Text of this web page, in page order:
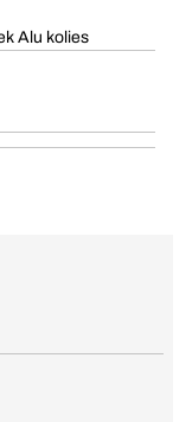
Alu kolies